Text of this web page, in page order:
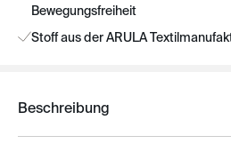
Bewegungsfreiheit
Stoff aus der ARULA
Beschreibung